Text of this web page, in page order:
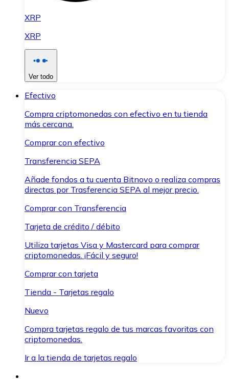
XRP
XRP
Ver todo
Efectivo
Compra criptomonedas con efectivo en tu tienda
más cercana.
Comprar con efectivo
Transferencia SEPA
Añade fondos a tu cuenta Bitnovo o realiza compras
directas por Trasferencia SEPA al mejor precio.
Comprar con Transferencia
Tarjeta de crédito / débito
Utiliza tarjetas Visa y Mastercard para comprar
criptomonedas. ¡Fácil y seguro!
Comprar con tarjeta
Tienda - Tarjetas regalo
Nuevo
Compra tarjetas regalo de tus marcas favoritas con
criptomonedas.
Ir a la tienda de tarjetas regalo